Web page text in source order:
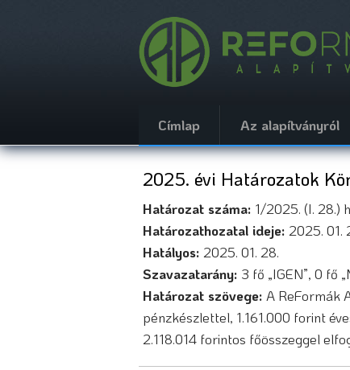
Címlap Az alapítványról
2025. évi Határozatok
Határozat száma: 1/2025. (I. 28.)
Határozathozatal ideje: 2025. 01.
Hatályos: 2025. 01. 28.
Szavazatarány: 3 fő „IGEN”, 0 fő
Határozat szövege: A ReFormák
pénzkészlettel, 1.161.000 forint
2.118.014 forintos főösszeggel